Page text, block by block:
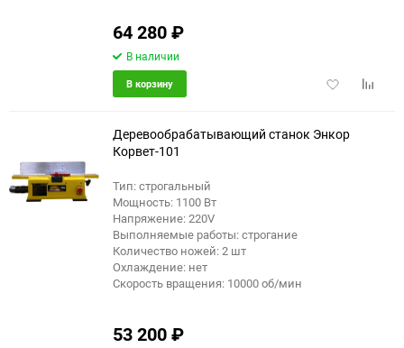
64 280₽
В наличии
Добавить
В корзину
Деревообрабатывающий станок Энкор
Корвет-101
Тип: строгальный
Мощность: 1100 Вт
Напряжение: 220V
Выполняемые работы: строгание
Количество ножей: 2 шт
Охлаждение: нет
Скорость вращения: 10000 об/мин
53 200₽